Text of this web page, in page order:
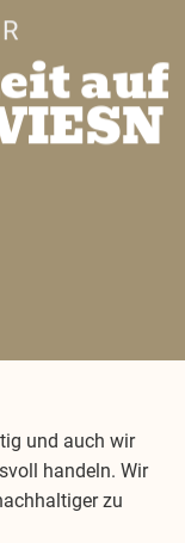
auf
und auch wir
handeln. Wir
zu